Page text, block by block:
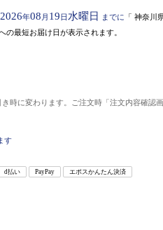
2026年08 月 19日 水曜日 までに 「 神奈川
の最短お届け日が表示されます。
時に変わります。ご注文時「注文内容確認
す
d払い PayPay エポスかんたん決済